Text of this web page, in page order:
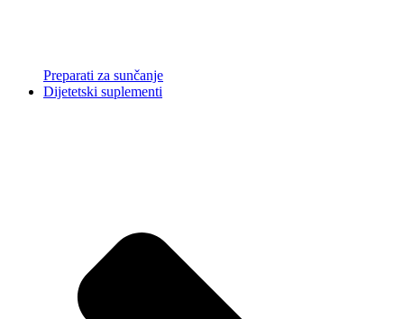
Preparati za sunčanje
Dijetetski suplementi